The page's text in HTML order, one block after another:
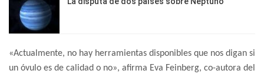
«Actualmente, no hay herramientas disponibles que nos digan si
un óvulo es de calidad o no», afirma Eva Feinberg, co-autora del